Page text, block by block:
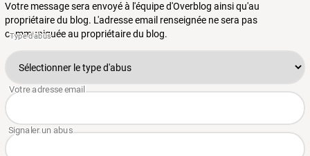
Votre message sera envoyé à l'équipe d'Overblog ainsi qu'au
propriétaire du blog. L'adresse email renseignée ne sera pas
communiquée au propriétaire du blog.